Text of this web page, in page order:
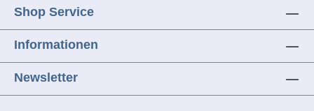
Shop Service
Informationen
Newsletter